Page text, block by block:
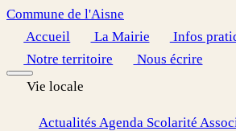
Commune de l'Aisne
Accueil
La Mairie Infos
Notre territoire
Nous écrire
Vie locale
Actualités Agenda Scolarité